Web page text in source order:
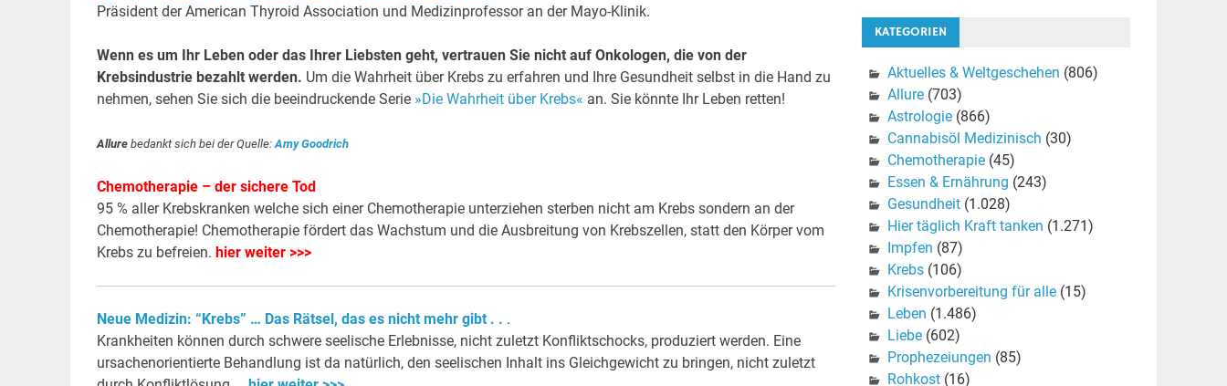
Präsident der American Thyroid Association und Medizinprofessor an der Mayo-Klinik.
Wenn es um Ihr Leben oder das Ihrer Liebsten geht, vertrauen Sie nicht auf Onkologen, die von der
Krebsindustrie bezahlt werden. Um die Wahrheit über Krebs zu erfahren und Ihre Gesundheit selbst in die Hand zu
nehmen, sehen Sie sich die beeindruckende Serie »Die Wahrheit über Krebs« an. Sie könnte Ihr Leben retten!
Allurebedankt sich bei der Quelle:Amy Goodrich
Chemotherapie – der sichere Tod
95 % aller Krebskranken welche sich einer Chemotherapie unterziehen sterben nicht am Krebs sondern an der
Chemotherapie! Chemotherapie fördert das Wachstum und die Ausbreitung von Krebszellen, statt den Körper vom
Krebs zu befreien. hier weiter >>>
Neue Medizin: “Krebs” … Das Rätsel, das es nicht mehr gibt . . .
Krankheiten können durch schwere seelische Erlebnisse, nicht zuletzt Konfliktschocks, produziert werden. Eine
ursachenorientierte Behandlung ist da natürlich, den seelischen Inhalt ins Gleichgewicht zu bringen, nicht zuletzt
KATEGORIEN
Aktuelles & Weltgeschehen (806)
Allure(703)
Astrologie(866)
Cannabisöl Medizinisch (30)
Chemotherapie(45)
Essen & Ernährung (243)
Gesundheit(1.028)
Hier täglich Kraft tanken (1.271)
Impfen (87)
Krebs(106)
Krisenvorbereitung für alle(15)
Leben (1.486)
Liebe(602)
Prophezeiungen (85)
Rohkost(16)